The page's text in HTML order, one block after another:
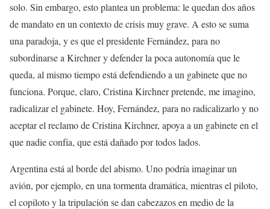
solo. Sin embargo, esto plantea un problema: le quedan dos años
de mandato en un contexto de crisis muy grave. A esto se suma
una paradoja, y es que el presidente Fernández, para no
subordinarse a Kirchner y defender la poca autonomía que le
queda, al mismo tiempo está defendiendo a un gabinete que no
funciona. Porque, claro, Cristina Kirchner pretende, me imagino,
radicalizar el gabinete. Hoy, Fernández, para no radicalizarlo y no
aceptar el reclamo de Cristina Kirchner, apoya a un gabinete en el
que nadie confía, que está dañado por todos lados.
Argentina está al borde del abismo. Uno podría imaginar un
avión, por ejemplo, en una tormenta dramática, mientras el piloto,
el copiloto y la tripulación se dan cabezazos en medio de la